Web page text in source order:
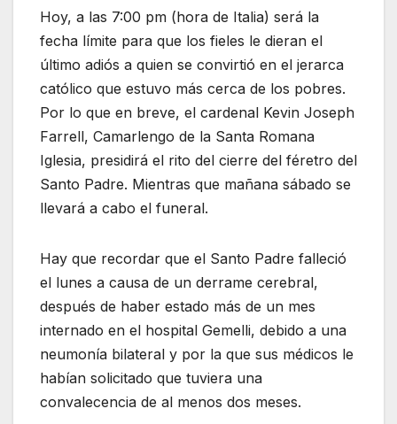
Hoy, a las 7:00 pm (hora de Italia) será la
fecha límite para que los fieles le dieran el
último adiós a quien se convirtió en el jerarca
católico que estuvo más cerca de los pobres.
Por lo que en breve, el cardenal Kevin Joseph
Farrell, Camarlengo de la Santa Romana
Iglesia, presidirá el rito del cierre del féretro del
Santo Padre. Mientras que mañana sábado se
llevará a cabo el funeral.
Hay que recordar que el Santo Padre falleció
el lunes a causa de un derrame cerebral,
después de haber estado más de un mes
internado en el hospital Gemelli, debido a una
neumonía bilateral y por la que sus médicos le
habían solicitado que tuviera una
convalecencia de al menos dos meses.